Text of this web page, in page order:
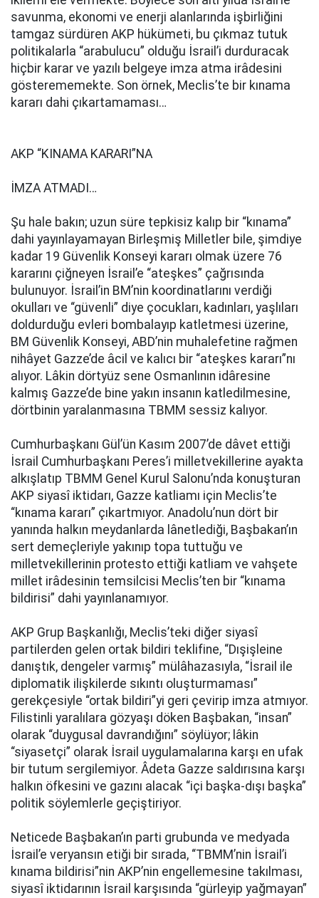
savunma, ekonomi ve enerji alanlarında işbirliğini
tamgaz sürdüren AKP hükümeti, bu çıkmaz tutuk
politikalarla “arabulucu” olduğu İsrail’i durduracak
hiçbir karar ve yazılı belgeye imza atma irâdesini
gösterememekte. Son örnek, Meclis’te bir kınama
kararı dahi çıkartamaması…
AKP “KINAMA KARARI”NA
İMZA ATMADI…
Şu hale bakın; uzun süre tepkisiz kalıp bir “kınama”
dahi yayınlayamayan Birleşmiş Milletler bile, şimdiye
kadar 19 Güvenlik Konseyi kararı olmak üzere 76
kararını çiğneyen İsrail’e “ateşkes” çağrısında
bulunuyor. İsrail’in BM’nin koordinatlarını verdiği
okulları ve “güvenli” diye çocukları, kadınları, yaşlıları
doldurduğu evleri bombalayıp katletmesi üzerine,
BM Güvenlik Konseyi, ABD’nin muhalefetine rağmen
nihâyet Gazze’de âcil ve kalıcı bir “ateşkes kararı”nı
alıyor. Lâkin dörtyüz sene Osmanlının idâresine
kalmış Gazze’de bine yakın insanın katledilmesine,
dörtbinin yaralanmasına TBMM sessiz kalıyor.
Cumhurbaşkanı Gül’ün Kasım 2007’de dâvet ettiği
İsrail Cumhurbaşkanı Peres’i milletvekillerine ayakta
alkışlatıp TBMM Genel Kurul Salonu’nda konuşturan
AKP siyasî iktidarı, Gazze katliamı için Meclis’te
“kınama kararı” çıkartmıyor. Anadolu’nun dört bir
yanında halkın meydanlarda lânetlediği, Başbakan’ın
sert demeçleriyle yakınıp topa tuttuğu ve
milletvekillerinin protesto ettiği katliam ve vahşete
millet irâdesinin temsilcisi Meclis’ten bir “kınama
bildirisi” dahi yayınlanamıyor.
AKP Grup Başkanlığı, Meclis’teki diğer siyasî
partilerden gelen ortak bildiri teklifine, “Dışişleine
danıştık, dengeler varmış” mülâhazasıyla, “İsrail ile
diplomatik ilişkilerde sıkıntı oluşturmaması”
gerekçesiyle “ortak bildiri”yi geri çevirip imza atmıyor.
Filistinli yaralılara gözyaşı döken Başbakan, “insan”
olarak “duygusal davrandığını” söylüyor; lâkin
“siyasetçi” olarak İsrail uygulamalarına karşı en ufak
bir tutum sergilemiyor. Âdeta Gazze saldırısına karşı
halkın öfkesini ve gazını alacak “içi başka-dışı başka”
politik söylemlerle geçiştiriyor.
Neticede Başbakan’ın parti grubunda ve medyada
İsrail’e veryansın etiği bir sırada, “TBMM’nin İsrail’i
kınama bildirisi”nin AKP’nin engellemesine takılması,
siyasî iktidarının İsrail karşısında “gürleyip yağmayan”